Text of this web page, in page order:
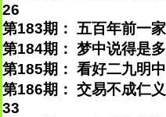
26
第183期： 五百年前一
第184期： 梦中说得是
第185期： 看好二九明
第186期： 交易不成仁
33